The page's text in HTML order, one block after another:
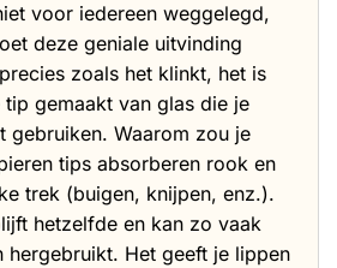
voor iedereen weggelegd,
deze geniale uitvinding
zoals het klinkt, het is
gemaakt van glas die je
gebruiken. Waarom zou je
tips absorberen rook en
trek (buigen, knijpen, enz.).
hetzelfde en kan zo vaak
hergebruikt. Het geeft je lippen